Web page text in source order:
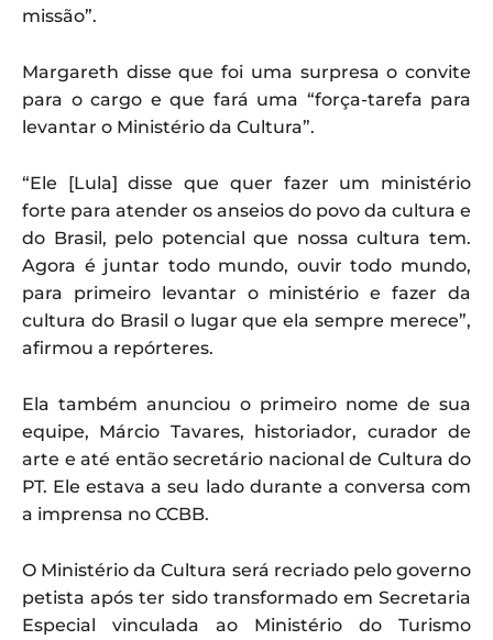
missão”.
Margareth disse que foi uma surpresa o convite
para o cargo e que fará uma “força-tarefa para
levantar o Ministério da Cultura”.
“Ele [Lula] disse que quer fazer um ministério
forte para atender os anseios do povo da cultura e
do Brasil, pelo potencial que nossa cultura tem.
Agora é juntar todo mundo, ouvir todo mundo,
para primeiro levantar o ministério e fazer da
cultura do Brasil o lugar que ela sempre merece”,
afirmou a repórteres.
Ela também anunciou o primeiro nome de sua
equipe, Márcio Tavares, historiador, curador de
arte e até então secretário nacional de Cultura do
PT. Ele estava a seu lado durante a conversa com
a imprensa no CCBB.
O Ministério da Cultura será recriado pelo governo
petista após ter sido transformado em Secretaria
Especial vinculada ao Ministério do Turismo